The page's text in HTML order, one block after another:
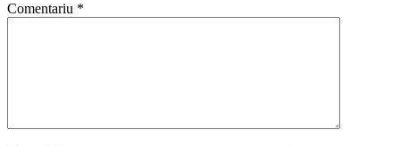
Comentariu *